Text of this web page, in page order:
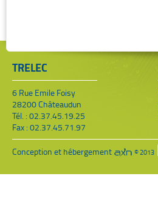
TRELEC
6 Rue Emile Foisy
28200 Châteaudun
Tél. : 02.37.45.19.25
Fax : 02.37.45.71.97
Conception et hébergement © 2013